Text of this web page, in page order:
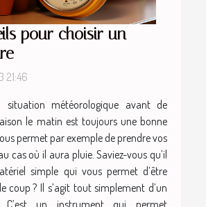
pour choisir un
21:46
situation météorologique avant de
le matin est toujours une bonne
permet par exemple de prendre vos
cas où il aura pluie. Saviez-vous qu’il
simple qui vous permet d’être
coup ? Il s’agit tout simplement d’un